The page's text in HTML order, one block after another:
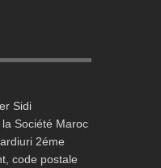
Sidi
Société Maroc
2éme
code postale